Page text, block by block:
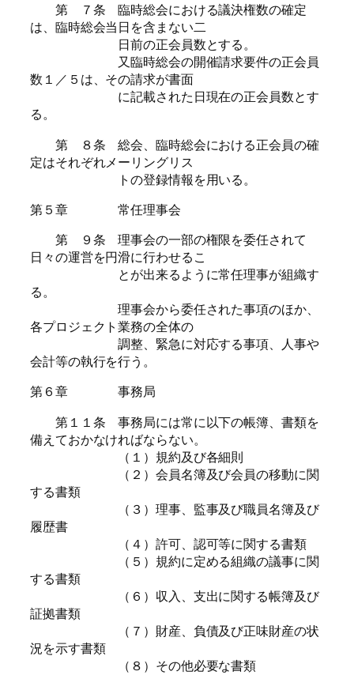
第 ７条 臨時総会における議決権数の確定
は、臨時総会当日を含まない二
日前の正会員数とする。
又臨時総会の開催請求要件の正会員
数１／５は、その請求が書面
に記載された日現在の正会員数とす
る。
第 ８条 総会、臨時総会における正会員の確
定はそれぞれメーリングリス
トの登録情報を用いる。
第５章 常任理事会
第 ９条 理事会の一部の権限を委任されて
日々の運営を円滑に行わせるこ
とが出来るように常任理事が組織す
る。
理事会から委任された事項のほか、
各プロジェクト業務の全体の
調整、緊急に対応する事項、人事や
会計等の執行を行う。
第６章 事務局
第１１条 事務局には常に以下の帳簿、書類を
備えておかなければならない。
（１）規約及び各細則
（２）会員名簿及び会員の移動に関
する書類
（３）理事、監事及び職員名簿及び
履歴書
（４）許可、認可等に関する書類
（５）規約に定める組織の議事に関
する書類
（６）収入、支出に関する帳簿及び
証拠書類
（７）財産、負債及び正味財産の状
況を示す書類
（８）その他必要な書類